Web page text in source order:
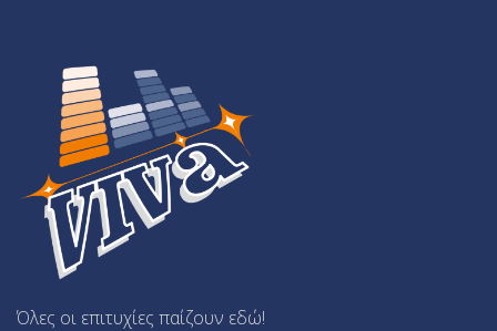
Όλες οι επιτυχίες παίζουν εδώ!